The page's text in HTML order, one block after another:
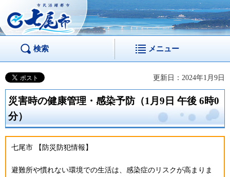
市民活躍都市 七尾
市
検索 メニュー
更新日：2024年1月9日
災害時の健康管理・感染予防（1月9日 午後 6時0
分）
七尾市 【防災防犯情報】
避難所や慣れない環境での生活は、感染症のリスクが高まりま